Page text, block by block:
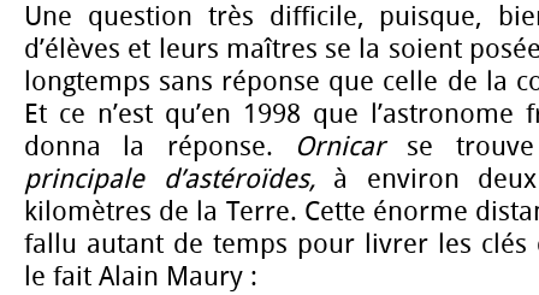
Une question très difficile, puisque,
d’élèves et leurs maîtres se la soient
longtemps sans réponse que celle de la
Et ce n’est qu’en 1998 que l’astronome
donna la réponse.
Ornicar se
principale d’astéroïdes, à environ
kilomètres de la Terre. Cette énorme
fallu autant de temps pour livrer les clés
le fait Alain Maury :